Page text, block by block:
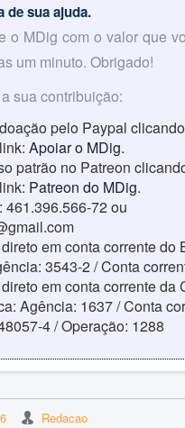
de sua ajuda.
o MDig com o valor que
um minuto. Obrigado!
sua contribuição:
pelo Paypal
Apoiar o MDig.
patrão no Patreon
Patreon do MDig.
461.396.566-72 ou
em conta corrente do
3543-2 / Conta
em conta corrente da
Agência: 1637 / Conta
4 / Operação: 1288
Redacao